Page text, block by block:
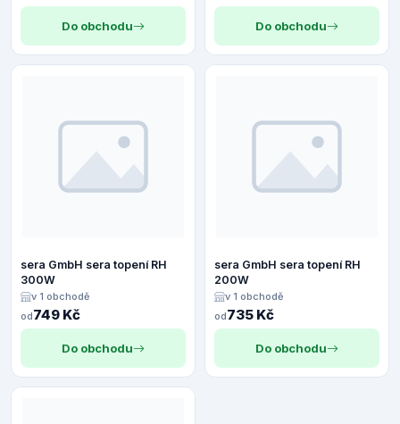
Do obchodu Do obchodu
sera GmbH sera topení RH
300W
v 1 obchodě
od749 Kč
Do obchodu
sera GmbH sera topení RH
200W
v 1 obchodě
od735 Kč
Do obchodu